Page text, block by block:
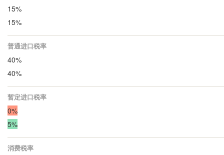
15%
15%
普通进口税率
40%
40%
暂定进口税率
0%
5%
消费税率